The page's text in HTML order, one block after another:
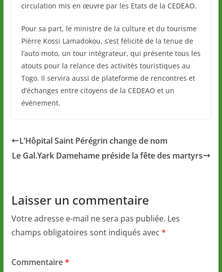
circulation mis en œuvre par les Etats de la CEDEAO.
Pour sa part, le ministre de la culture et du tourisme
Pièrre Kossi Lamadokou, s’est félicité de la tenue de
l’auto moto, un tour intégrateur, qui présente tous les
atouts pour la relance des activités touristiques au
Togo. Il servira aussi de plateforme de rencontres et
d’échanges entre citoyens de la CEDEAO et un
évènement.
L’Hôpital Saint Pérégrin change de nom
Le Gal.Yark Damehame préside la fête des martyrs
Laisser un commentaire
Votre adresse e-mail ne sera pas publiée. Les
champs obligatoires sont indiqués avec *
Commentaire*